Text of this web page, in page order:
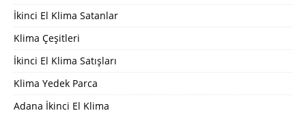
İkinci El Klima Satanlar
Klima Çeşitleri
İkinci El Klima Satışları
Klima Yedek Parca
Adana İkinci El Klima